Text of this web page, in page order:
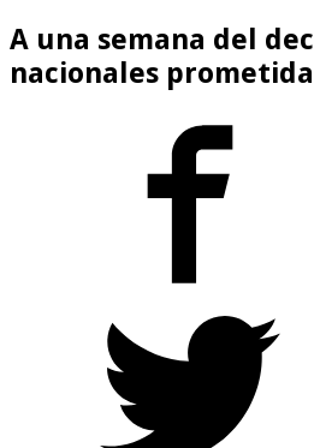
A una semana del
nacionales